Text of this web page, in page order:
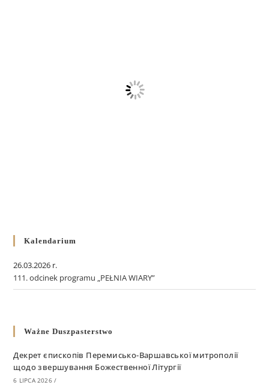
Kalendarium
26.03.2026 r.
111. odcinek programu „PEŁNIA WIARY”
Ważne Duszpasterstwo
Декрет єпископів Перемисько-Варшавської митрополії
щодо звершування Божественної Літургії
6 LIPCA 2026 /